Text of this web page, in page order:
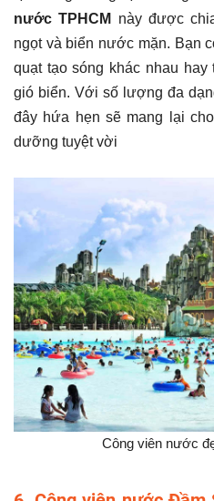
nước TPHCM này được
ngọt và biển nước mặn. Bạn
quạt tạo sóng khác nhau
gió biển. Với số lượng đa
đây hứa hẹn sẽ mang lại
dưỡng tuyệt vời
Công viên nước